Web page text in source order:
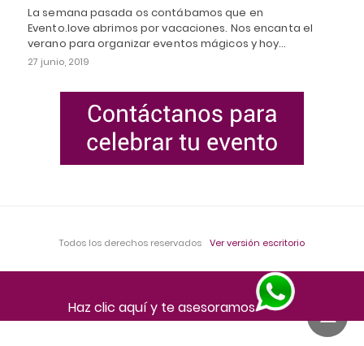
La semana pasada os contábamos que en
Evento.love abrimos por vacaciones. Nos encanta el
verano para organizar eventos mágicos y hoy…
27 junio, 2019
Todos los derechos reservados Ver versión escritorio
Haz clic aquí y te asesoramos